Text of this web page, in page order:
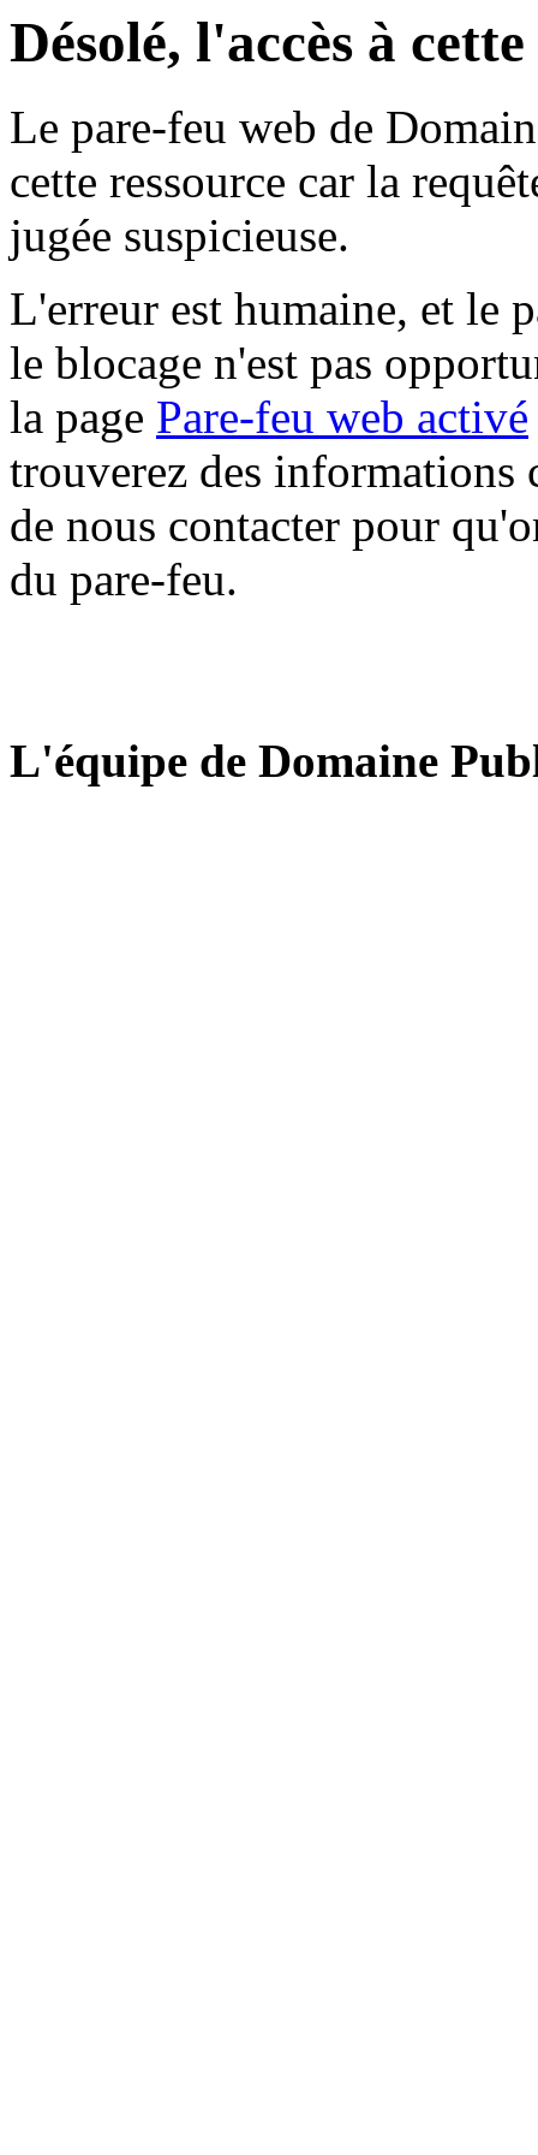
Désolé, l'accès à
Le pare-feu web de
cette ressource car la
jugée suspicieuse.
L'erreur est humaine, et le
le blocage n'est pas
la page Pare-feu web activé
trouverez des informations
de nous contacter pour
du pare-feu.
L'équipe de Domaine